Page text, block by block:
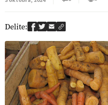
Delite: